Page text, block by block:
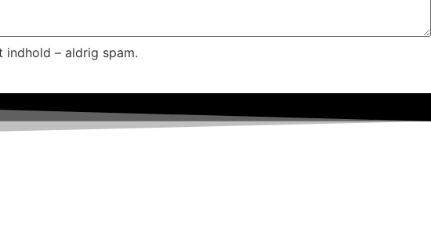
– aldrig spam.